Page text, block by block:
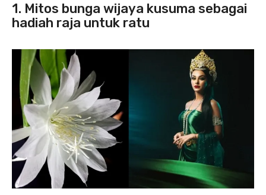
1. Mitos bunga wijaya kusuma sebagai
hadiah raja untuk ratu